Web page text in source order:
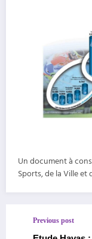
Un document à
Sports, de la Ville et
Previous post